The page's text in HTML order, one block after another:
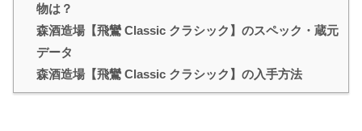
物は？
森酒造場【飛鸞 Classic クラシック】のスペック・蔵元
データ
森酒造場【飛鸞 Classic クラシック】の入手方法